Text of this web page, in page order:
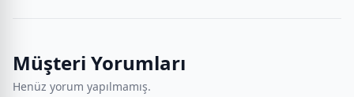
Müşteri Yorumları
Henüz yorum yapılmamış.